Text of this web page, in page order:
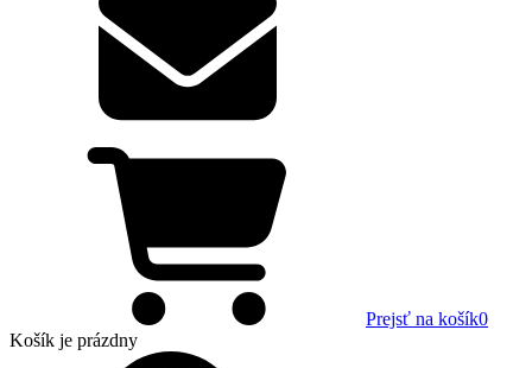
Prejsť na košík0
Košík je prázdny